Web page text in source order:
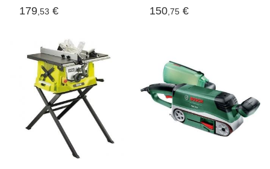
(Vert)
179,53 €
6L - 0,5HP - Gris (Gris)
150,75 €